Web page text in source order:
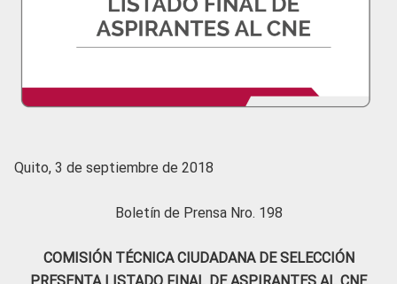
Quito, 3 de septiembre de 2018
Boletín de Prensa Nro. 198
COMISIÓN TÉCNICA CIUDADANA DE SELECCIÓN